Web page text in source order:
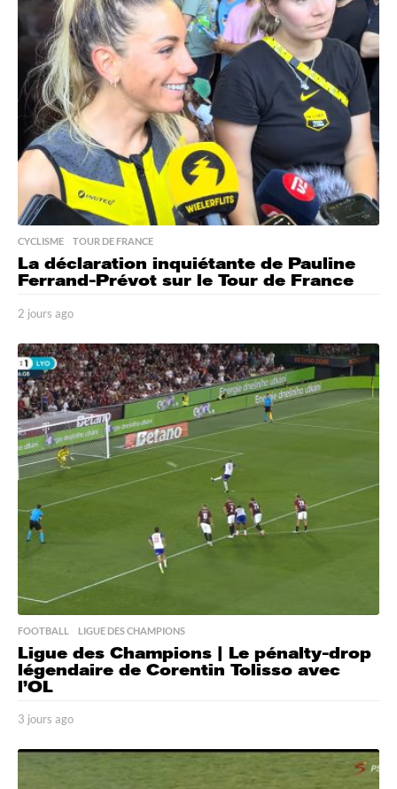
s
a
g
o
CYCLISME ,TOUR DE FRANCE
La déclaration inquiétante de Pauline
Ferrand-Prévot sur le Tour de France
2 jours ago
o
u
r
s
a
g
o
FOOTBALL ,LIGUE DES CHAMPIONS
Ligue des Champions | Le pénalty-drop
légendaire de Corentin Tolisso avec
l’OL
3 jours ago
o